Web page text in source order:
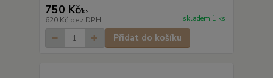
750 Kč/ks
620 Kč bez DPH skladem 1 ks
Přidat do košíku